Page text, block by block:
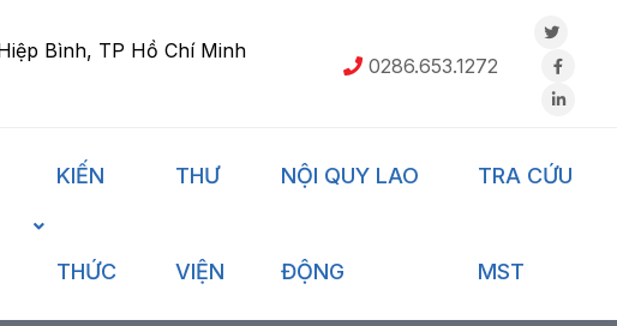
Bình, TP Hồ Chí Minh
0286.653.1272
KIẾN
THỨC
THƯ
VIỆN
NỘI QUY LAO
ĐỘNG
TRA CỨU
MST